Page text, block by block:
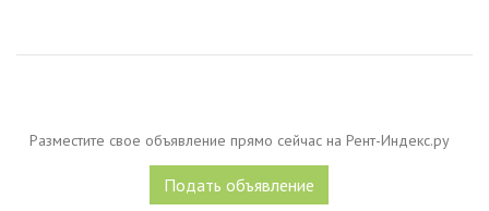
Разместите свое объявление прямо сейчас на Рент-Индекс.ру
Подать объявление